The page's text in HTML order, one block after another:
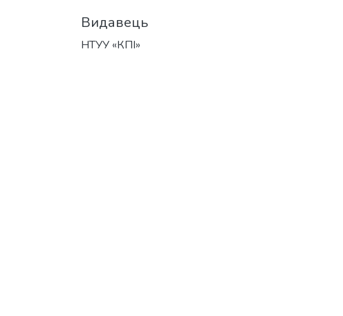
Видавець
НТУУ «КПІ»